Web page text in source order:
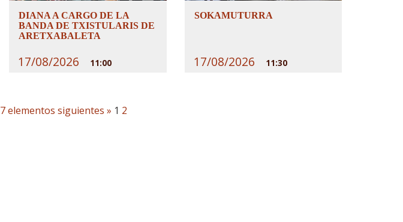
DIANA A CARGO DE LA
BANDA DE TXISTULARIS DE
ARETXABALETA
17/08/2026 11:00
SOKAMUTURRA
17/08/2026 11:30
7 elementos siguientes » 1 2